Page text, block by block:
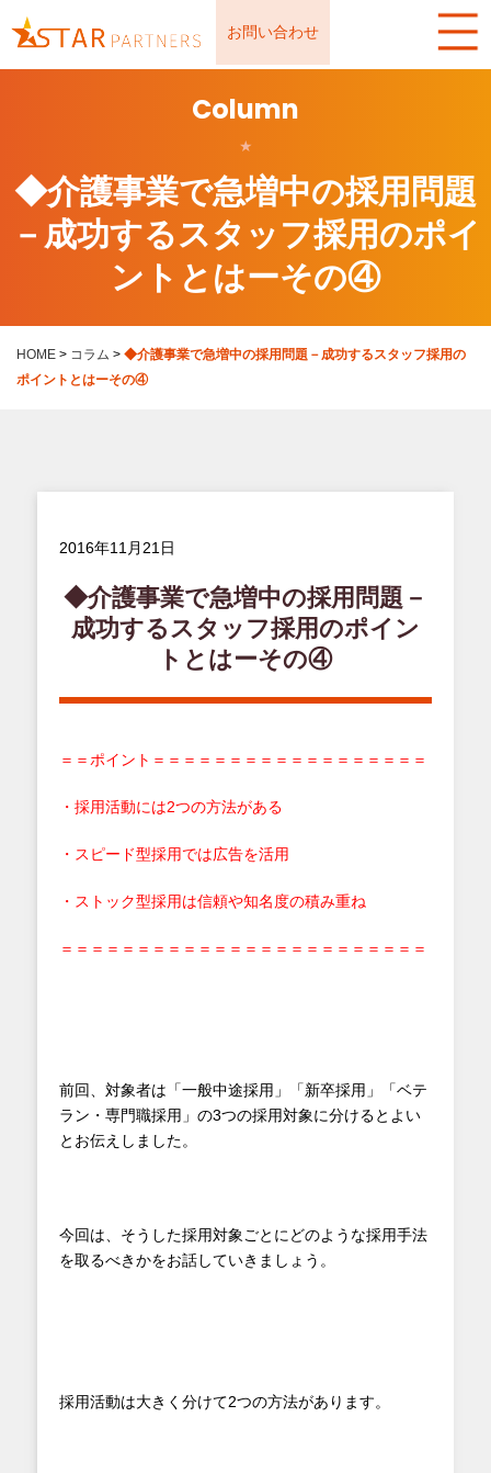
お問い合わせ
Column
★
◆介護事業で急増中の採用問題
－成功するスタッフ採用のポイ
ントとはーその④
HOME > コラム > ◆介護事業で急増中の採用問題－成功するスタッフ採用の
ポイントとはーその④
2016年11月21日
◆介護事業で急増中の採用問題－
成功するスタッフ採用のポイン
トとはーその④
＝＝ポイント＝＝＝＝＝＝＝＝＝＝＝＝＝＝＝＝＝＝
・採用活動には2つの方法がある
・スピード型採用では広告を活用
・ストック型採用は信頼や知名度の積み重ね
＝＝＝＝＝＝＝＝＝＝＝＝＝＝＝＝＝＝＝＝＝＝＝＝
前回、対象者は「一般中途採用」「新卒採用」「ベテ
ラン・専門職採用」の3つの採用対象に分けるとよい
とお伝えしました。
今回は、そうした採用対象ごとにどのような採用手法
を取るべきかをお話していきましょう。
採用活動は大きく分けて2つの方法があります。